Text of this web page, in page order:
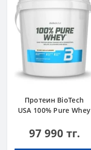
Протеин BioTech
USA 100% Pure Whey
g
97 990 тг.